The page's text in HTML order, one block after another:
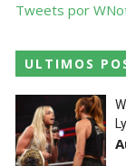
Tweets por
ULTIMOS